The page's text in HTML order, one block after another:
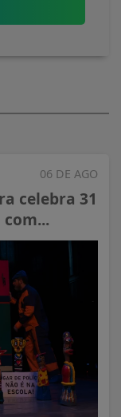
06 DE AGO
celebra 31